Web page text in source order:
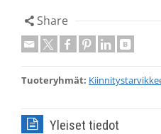
Share
Tuoteryhmät:
Yleiset tiedot